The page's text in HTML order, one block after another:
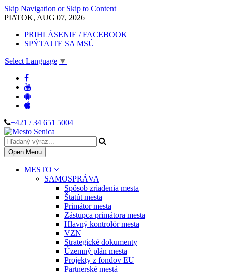
Skip Navigation or Skip to Content
PIATOK, AUG 07, 2026
PRIHLÁSENIE / FACEBOOK
SPÝTAJTE SA MSÚ
Select Language ▼
+421 / 34 651 5004
Open Menu
MESTO
SAMOSPRÁVA
Spôsob zriadenia mesta
Štatút mesta
Primátor mesta
Zástupca primátora mesta
Hlavný kontrolór mesta
VZN
Strategické dokumenty
Územný plán mesta
Projekty z fondov EU
Partnerské mestá